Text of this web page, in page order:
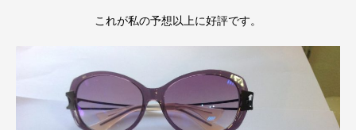
これが私の予想以上に好評です。